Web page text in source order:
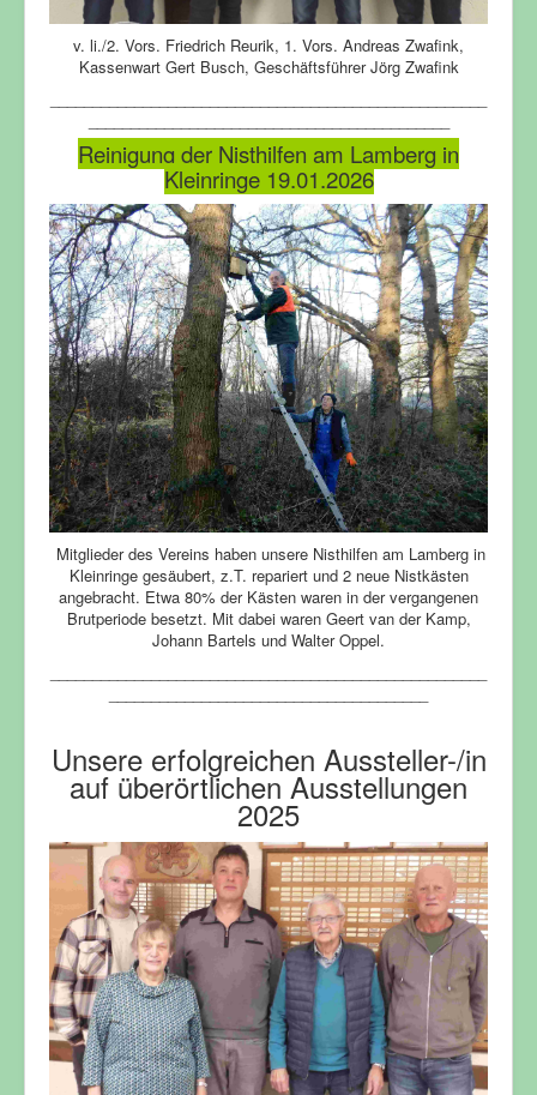
v. li./2. Vors. Friedrich Reurik, 1. Vors. Andreas Zwafink,
Kassenwart Gert Busch, Geschäftsführer Jörg Zwafink
Reinigung der Nisthilfen am Lamberg in
Kleinringe 19.01.2026
Mitglieder des Vereins haben unsere Nisthilfen am Lamberg in
Kleinringe gesäubert, z.T. repariert und 2 neue Nistkästen
angebracht. Etwa 80% der Kästen waren in der vergangenen
Brutperiode besetzt. Mit dabei waren Geert van der Kamp,
Johann Bartels und Walter Oppel.
Unsere erfolgreichen Aussteller-/in
auf überörtlichen Ausstellungen
2025